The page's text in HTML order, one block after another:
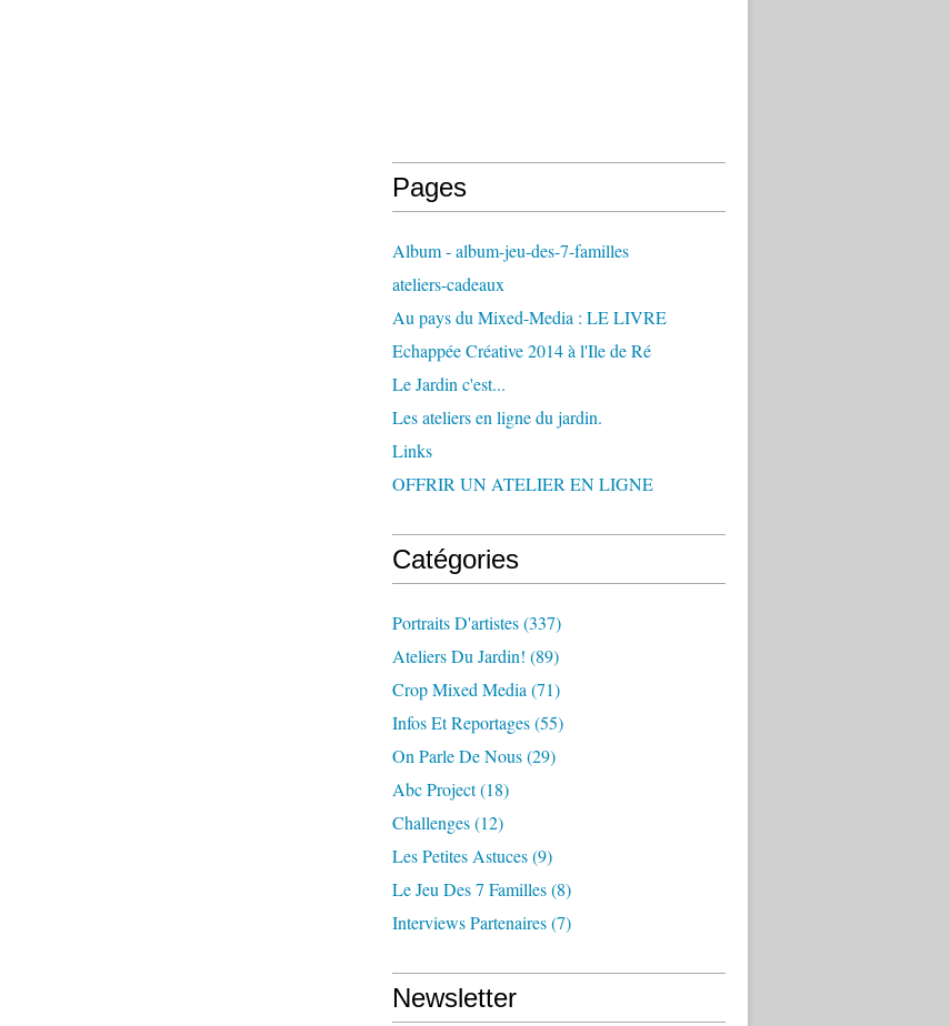
Pages
Album - album-jeu-des-7-familles
ateliers-cadeaux
Au pays du Mixed-Media : LE LIVRE
Echappée Créative 2014 à l'Ile de Ré
Le Jardin c'est...
Les ateliers en ligne du jardin.
Links
OFFRIR UN ATELIER EN LIGNE
Catégories
Portraits D'artistes(337)
Ateliers Du Jardin! (89)
Crop Mixed Media (71)
Infos Et Reportages(55)
On Parle De Nous(29)
Abc Project(18)
Challenges(12)
Les Petites Astuces(9)
Le Jeu Des 7 Familles(8)
Interviews Partenaires(7)
Newsletter